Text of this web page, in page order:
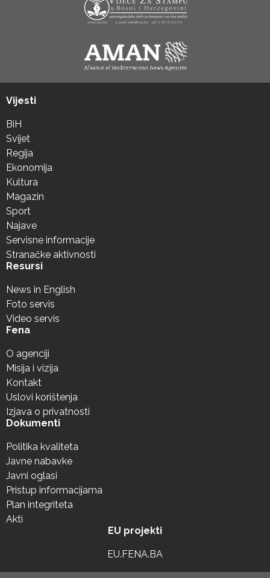
Vijesti
BiH
Svijet
Regija
Ekonomija
Kultura
Magazin
Sport
Najave
Servisne informacije
Stranačke aktivnosti
Resursi
News in English
Foto servis
Video servis
Fena
O agenciji
Misija i vizija
Kontakt
Uslovi korištenja
Izjava o privatnosti
Dokumenti
Politika kvaliteta
Javne nabavke
Javni oglasi
Pristup informacijama
Plan integriteta
Akti
EU projekti
EU.FENA.BA